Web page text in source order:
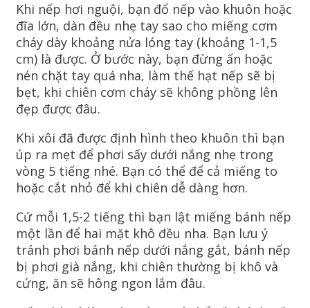
Khi nếp hơi nguội, bạn đổ nếp vào khuôn hoặc
đĩa lớn, dàn đều nhẹ tay sao cho miếng cơm
cháy dày khoảng nửa lóng tay (khoảng 1-1,5
cm) là được. Ở bước này, bạn đừng ấn hoặc
nén chặt tay quá nha, làm thế hạt nếp sẽ bị
bẹt, khi chiên cơm cháy sẽ không phồng lên
đẹp được đâu.
Khi xôi đã được định hình theo khuôn thì bạn
úp ra mẹt để phơi sấy dưới nắng nhẹ trong
vòng 5 tiếng nhé. Bạn có thể để cả miếng to
hoặc cắt nhỏ để khi chiên dễ dàng hơn.
Cứ mỗi 1,5-2 tiếng thì bạn lật miếng bánh nếp
một lần để hai mặt khô đều nha. Bạn lưu ý
tránh phơi bánh nếp dưới nắng gắt, bánh nếp
bị phơi già nắng, khi chiên thường bị khô và
cứng, ăn sẽ hông ngon lắm đâu.